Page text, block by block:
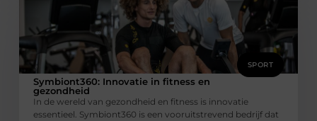
SPORT
Symbiont360: Innovatie in fitness en
gezondheid
In de wereld van gezondheid en fitness is innovatie
essentieel. Symbiont360 is een vooruitstrevend bedrijf dat